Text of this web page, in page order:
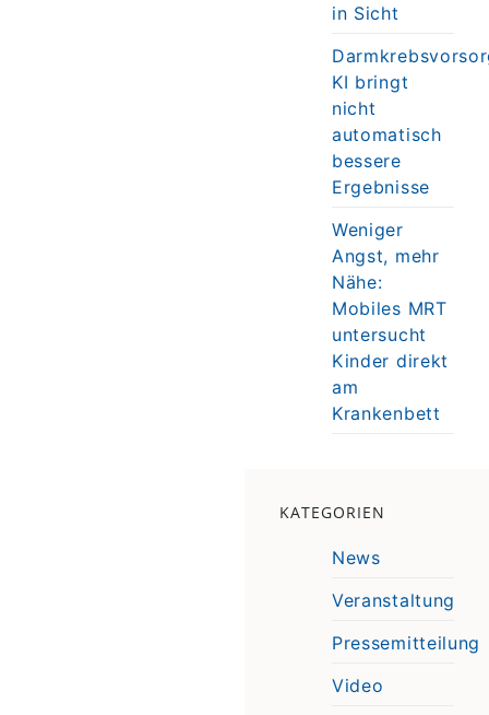
in Sicht
KI bringt
nicht
automatisch
bessere
Ergebnisse
Weniger
Angst, mehr
Nähe:
Mobiles MRT
untersucht
Kinder direkt
am
Krankenbett
KATEGORIEN
News
Veranstaltung
Pressemitteilung
Video